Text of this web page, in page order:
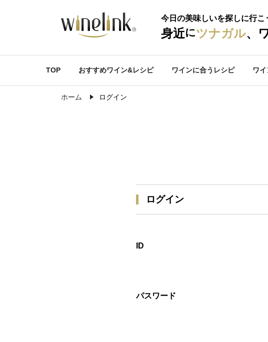
今日の美味しいを探しに行こ
身近にツナガル、
TOP おすすめワイン&レシピ ワインに合うレシピ ワ
ホーム ログイン
ログイン
ID
パスワード